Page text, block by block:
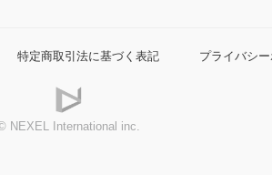
特定商取引法に基づく表記 プライバシ
NEXEL International inc.